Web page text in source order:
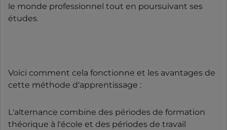
le monde professionnel tout en poursuivant ses
études.
Voici comment cela fonctionne et les avantages de
cette méthode d'apprentissage :
L'alternance combine des périodes de formation
théorique à l'école et des périodes de travail